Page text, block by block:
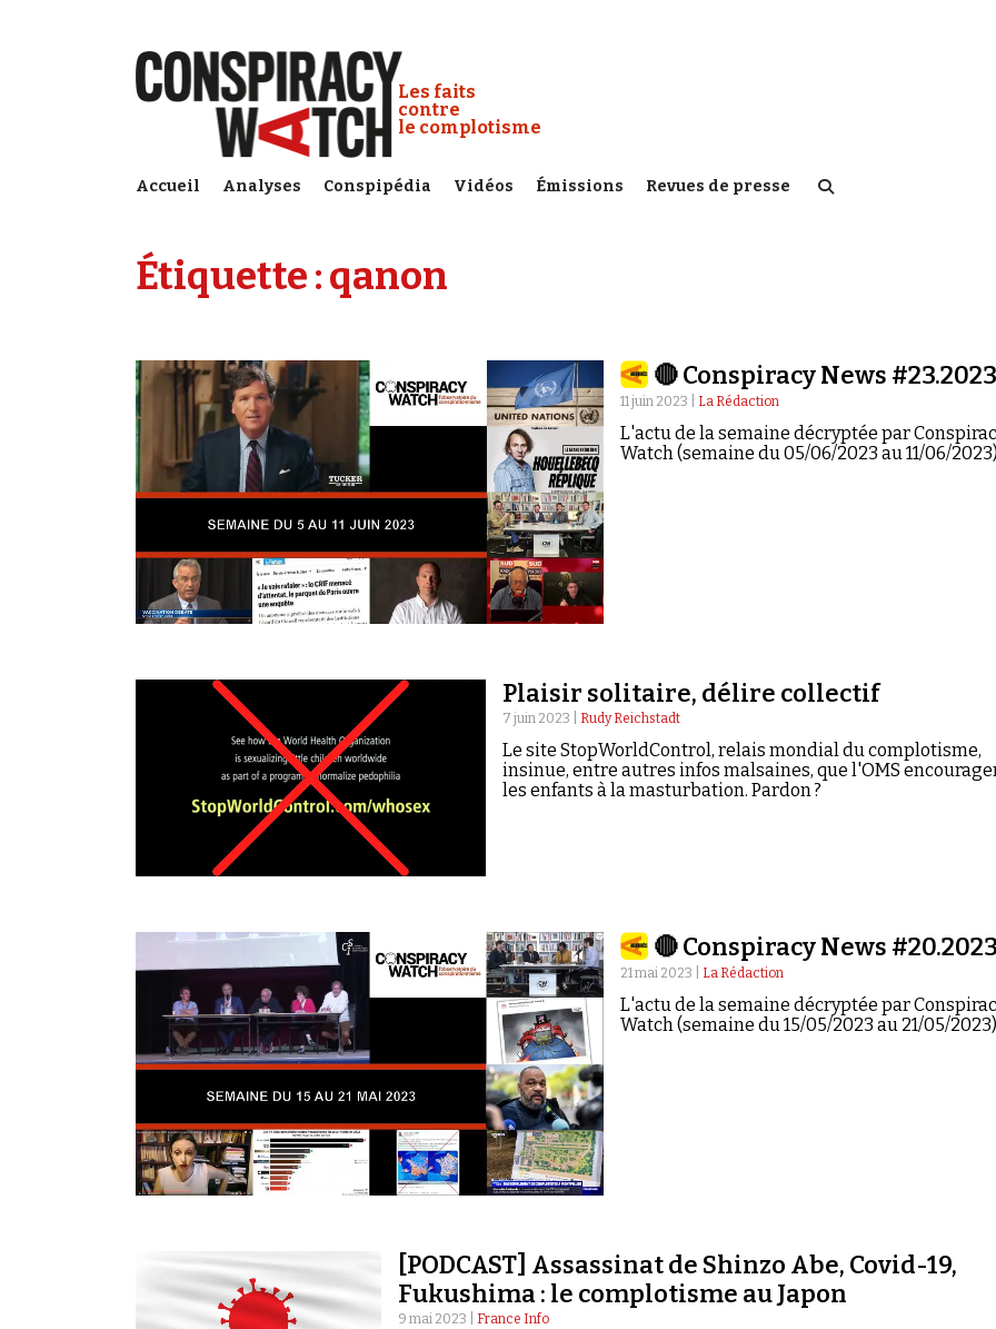
Conspiracy Watch :
Les faits
contre
le complotisme
Accueil Analyses Conspipédia Vidéos Émissions Revues de presse
Étiquette :qanon
🔴 Conspiracy News #23.2023
11 juin 2023 | La Rédaction
L'actu de la semaine décryptée par
Watch (semaine du 05/06/2023 au 11/06/
Plaisir solitaire, délire collectif
7 juin 2023 | Rudy Reichstadt
Le site StopWorldControl, relais mondial du complotisme,
insinue, entre autres infos malsaines, que l'OMS
les enfants à la masturbation. Pardon ?
🔴 Conspiracy News #20.2023
21 mai 2023 | La Rédaction
L'actu de la semaine décryptée par
Watch (semaine du 15/05/2023 au 21/05/
[PODCAST] Assassinat de Shinzo Abe, Covid-19,
Fukushima : le complotisme au Japon
9 mai 2023 | France Info